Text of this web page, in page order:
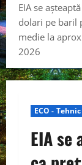
EIA se
dolari pe baril
medie la
2026
ECO - Tehnic
EIA se